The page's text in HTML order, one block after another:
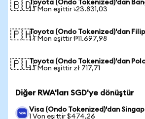
🇧🇩Toyota (Ondo Tokenized)'dan
1 TMon eşittir ৳23.831,03
🇵🇭Toyota (Ondo Tokenized)'dan
1 TMon eşittir ₱11.697,98
🇵🇱Toyota (Ondo Tokenized)'dan
1 TMon eşittir zł 717,71
Diğer RWA'ları SGD'ye dönüştür
Visa (Ondo Tokenized)'dan
1 Von eşittir $474,26